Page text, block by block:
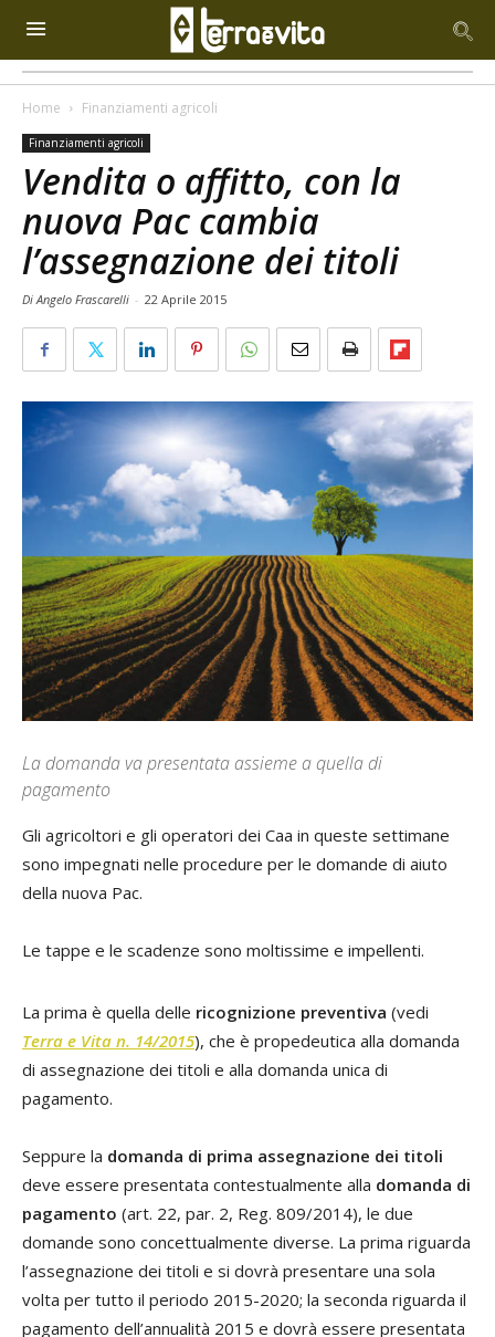
Home Finanziamenti agricoli
Finanziamenti agricoli
Vendita o affitto, con la
nuova Pac cambia
l’assegnazione dei titoli
Di Angelo Frascarelli - 22 Aprile 2015
La domanda va presentata assieme a quella di
pagamento
Gli agricoltori e gli operatori dei Caa in queste settimane
sono impegnati nelle procedure per le domande di aiuto
della nuova Pac.
Le tappe e le scadenze sono moltissime e impellenti.
La prima è quella delle ricognizione preventiva (vedi
Terra e Vita n. 14/2015), che è propedeutica alla domanda
di assegnazione dei titoli e alla domanda unica di
pagamento.
Seppure la domanda di prima assegnazione dei titoli
deve essere presentata contestualmente alla domanda di
pagamento (art. 22, par. 2, Reg. 809/2014), le due
domande sono concettualmente diverse. La prima riguarda
l’assegnazione dei titoli e si dovrà presentare una sola
volta per tutto il periodo 2015-2020; la seconda riguarda il
pagamento dell’annualità 2015 e dovrà essere presentata